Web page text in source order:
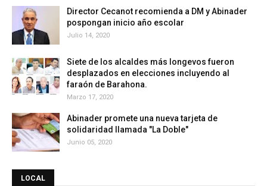
Director Cecanot recomienda a DM y Abinader
pospongan inicio año escolar
Julio 14, 2020
Siete de los alcaldes más longevos fueron
desplazados en elecciones incluyendo al
faraón de Barahona.
Marzo 17, 2020
Abinader promete una nueva tarjeta de
solidaridad llamada "La Doble"
Junio 05, 2020
LOCAL